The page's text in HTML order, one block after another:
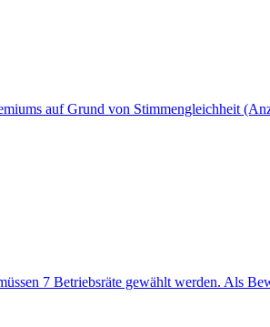
auf Grund von Stimmengleichheit
7 Betriebsräte gewählt werden. Als